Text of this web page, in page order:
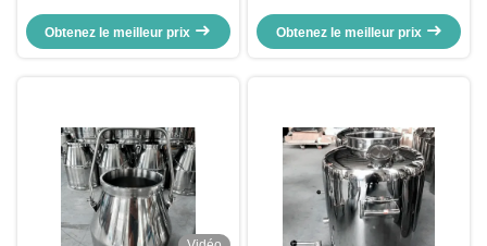
inoxydable 316L est faite sur
mesure
Obtenez le meilleur prix
en acier inoxydable
Obtenez le meilleur prix